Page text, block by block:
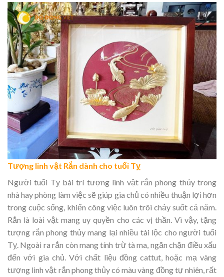
Tượng linh vật Rắn dành cho tuổi Tỵ
Người tuổi Tỵ bài trí tượng linh vật rắn phong thủy trong
nhà hay phòng làm việc sẽ giúp gia chủ có nhiều thuận lợi hơn
trong cuộc sống, khiến công việc luôn trôi chảy suốt cả năm.
Rắn là loài vật mang uy quyền cho các vị thần. Vì vậy, tặng
tượng rắn phong thủy mang lại nhiều tài lộc cho người tuổi
Tỵ. Ngoài ra rắn còn mang tính trừ tà ma, ngăn chặn điều xấu
đến với gia chủ. Với chất liệu đồng cattut, hoặc mạ vàng
tượng linh vật rắn phong thủy có màu vàng đồng tự nhiên, rất